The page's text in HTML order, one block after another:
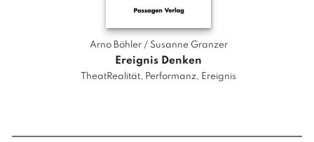
Arno Böhler / Susanne Granzer
Ereignis Denken
TheatRealität, Performanz, Ereignis